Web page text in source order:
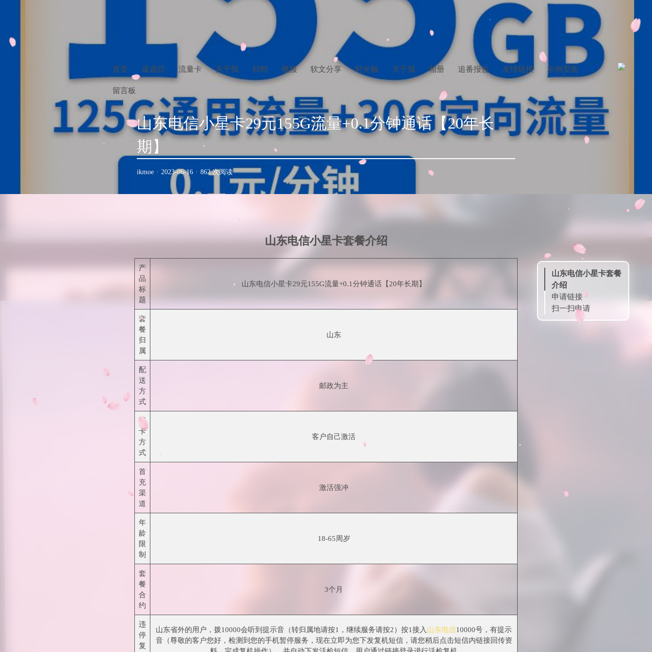
首页 逼逼叨 流量卡 关于我 归档 视频 软文分享 时光轴 关于我 相册 追番报告 友情链接 示例页面
留言板
山东电信小星卡29元155G流量+0.1分钟通话【20年长
期】
ikmoe · 2023-06-16 · 862 次阅读
山东电信小星卡套餐介绍
产
品
标
题
山东电信小星卡29元155G流量+0.1分钟通话【20年长期】
套
餐
归
属
山东
配
送
方
式
邮政为主
开
卡
方
式
客户自己激活
首
充
渠
道
激活强冲
年
龄
限
制
18-65周岁
套
餐
合
约
3个月
违
停
复
山东省外的用户，拨10000会听到提示音（转归属地请按1，继续服务请按2）按1接入 山东电信10000号，有提示
音（尊敬的客户您好，检测到您的手机暂停服务，现在立即为您下发复机短信，请您稍后点击短信内链接回传资
山东电信小星卡套餐
介绍
申请链接
扫一扫申请